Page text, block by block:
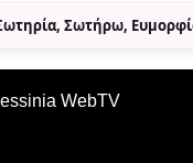
Σωτήρω,
WebTV